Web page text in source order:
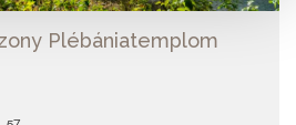
Plébániatemplom